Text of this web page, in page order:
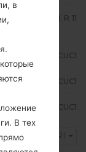
Android R 11
F7070ZHS1CUC1
F7070OZS1CUC1
F7070ZCS1CUC1
BRI
в
В тех